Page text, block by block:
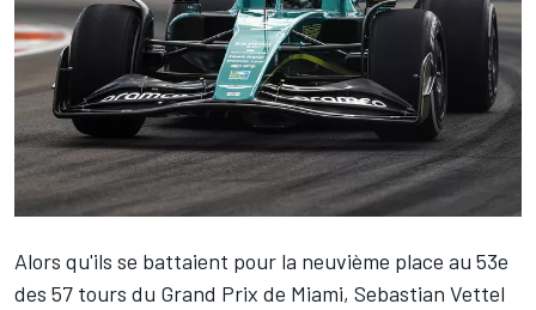
Alors qu'ils se battaient pour la neuvième place au 53e
des 57 tours du Grand Prix de Miami, Sebastian Vettel